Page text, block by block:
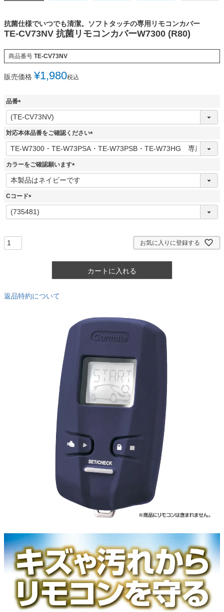
抗菌仕様でいつでも清潔。ソフトタッチの専用リモコンカバー
TE-CV73NV 抗菌リモコンカバーW7300 (R80)
商品番号 TE-CV73NV
販売価格 ¥1,980税込
品番
(
必
須
対応本体品番をご確認ください
(
必
カラーをご確認願います
(
必
Cコード
(
必
お気に入りに登録する
カートに入れる
返品特約について